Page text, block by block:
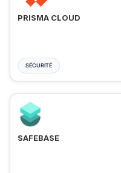
PRISMA CLOUD
SÉCURITÉ
SAFEBASE